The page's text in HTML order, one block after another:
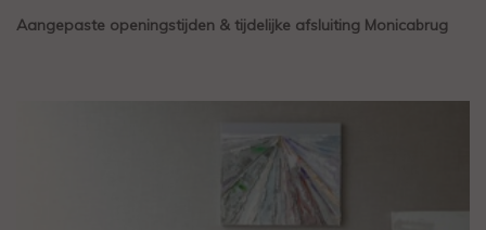
Aangepaste openingstijden & tijdelijke afsluiting Monicabrug